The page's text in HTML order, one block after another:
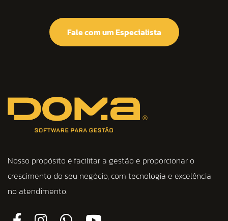
Fale com um Especialista
Nosso propósito é facilitar a gestão e proporcionar o
crescimento do seu negócio, com tecnologia e excelência
no atendimento.